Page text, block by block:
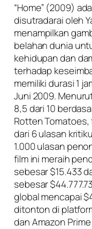
“Home” (2009)
disutradarai oleh
menampilkan
belahan dunia
kehidupan dan
terhadap
memiliki durasi 1
Juni 2009.
8,5 dari 10
Rotten Tomatoes,
dari 6 ulasan
1.000 ulasan
film ini meraih
sebesar $15.433
sebesar
global mencapai
ditonton di
dan Amazon